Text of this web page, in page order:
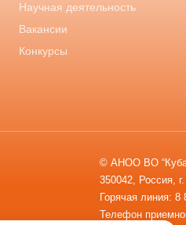
Научная деятельность
Вакансии
Конкурсы
© АНОО ВО
350042, Россия,
Горячая линия: 8
Телефон